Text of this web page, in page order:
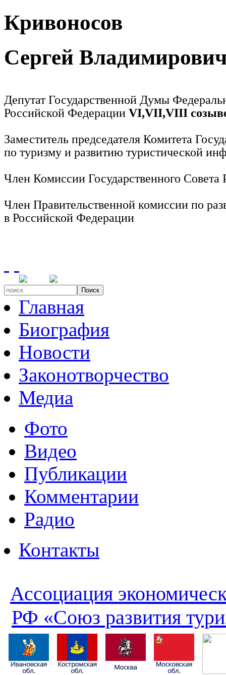
Кривоносов
Сергей
Депутат Государственной Думы
Российской Федерации VI,VII,VIII
Заместитель председателя Комитета
по туризму и развитию туристической
Член Комиссии Государственного
Член Правительственной комиссии по
в Российской Федерации
Поиск
Главная
Биография
Новости
Законотворчество
Медиа
Фото
Видео
Публикации
Комментарии
Радио
Контакты
Ассоциация
РФ «Союз развития